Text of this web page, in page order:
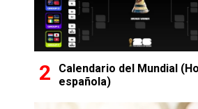
Calendario del Mundial
española)